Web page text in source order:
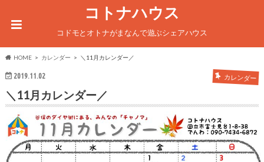
コトナハウス
コドモとオトナがまなんで遊ぶシェアハウス
HOME カレンダー ＼11月カレンダー／
2019.11.02 カレンダー
＼11月カレンダー／